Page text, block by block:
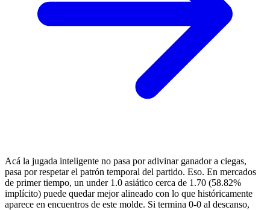
Acá la jugada inteligente no pasa por adivinar ganador a ciegas,
pasa por respetar el patrón temporal del partido. Eso. En mercados
de primer tiempo, un under 1.0 asiático cerca de 1.70 (58.82%
implícito) puede quedar mejor alineado con lo que históricamente
aparece en encuentros de este molde. Si termina 0-0 al descanso,